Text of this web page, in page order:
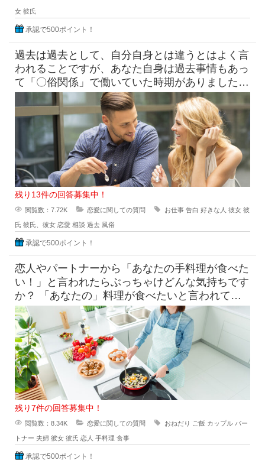
女 彼氏
承認で500ポイント！
過去は過去として、自分自身とは違うとはよく言
われることですが、あなた自身は過去事情もあっ
て「〇俗関係」で働いていた時期がありました
が、それを経ていまの自分がある
残り13件の回答募集中！
閲覧数：7.72K 恋愛に関しての質問 お仕事 告白 好きな人 彼女 彼
氏 彼氏、彼女 恋愛 相談 過去 風俗
承認で500ポイント！
恋人やパートナーから「あなたの手料理が食べた
い！」と言われたらぶっちゃけどんな気持ちです
か？ 「あなたの」料理が食べたいと言われて素
直に嬉しいという気持ち
残り7件の回答募集中！
閲覧数：8.34K 恋愛に関しての質問 おねだり ご飯 カップル パー
トナー 夫婦 彼女 彼氏 恋人 手料理 食事
承認で500ポイント！